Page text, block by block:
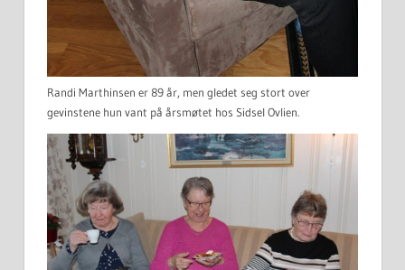
Randi Marthinsen er 89 år, men gledet seg stort over
gevinstene hun vant på årsmøtet hos Sidsel Ovlien.